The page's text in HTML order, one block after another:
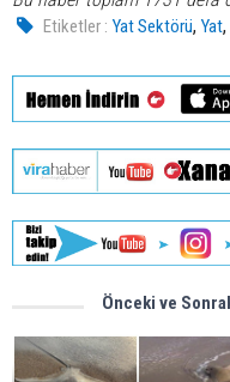
Etiketler : Yat Sektörü,Yat
Önceki ve